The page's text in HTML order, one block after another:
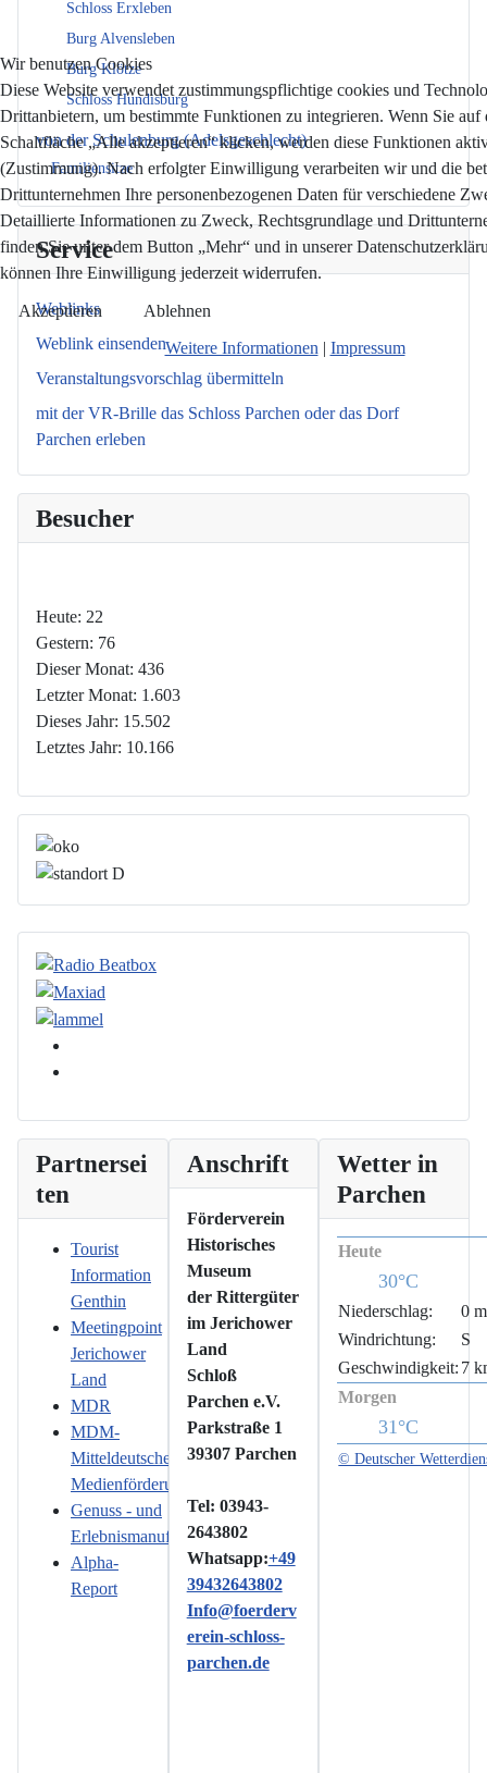
Schloss Erxleben
Burg Alvensleben
Burg Klötze
Schloss Hundisburg
von der Schulenburg (Adelsgeschlecht)
Familiensitze
Service
Weblinks
Weblink einsenden
Veranstaltungsvorschlag übermitteln
mit der VR-Brille das Schloss Parchen oder das Dorf
Parchen erleben
Besucher
Heute: 22
Gestern: 76
Dieser Monat: 436
Letzter Monat: 1.603
Dieses Jahr: 15.502
Letztes Jahr: 10.166
Partnersei
ten
Tourist
Information
Genthin
Meetingpoint
Jerichower
Land
MDR
MDM-
Mitteldeutsche
Medienförderung
Genuss - und
Erlebnismanufaktur
Alpha-
Report
Anschrift
Förderverein
Historisches
Museum
der Rittergüter
im Jerichower
Land
Schloß
Parchen e.V.
Parkstraße 1
39307 Parchen
Tel: 03943-
2643802
Whatsapp:+49
39432643802
Info@foerderv
erein-schloss-
parchen.de
Wetter in
Parchen
Heute
30°C
Niederschlag:
0
Windrichtung:
S
Geschwindigkeit: 7
Morgen
31°C
© Deutscher
Wir benutzen Cookies
Diese Website verwendet zustimmungspflichtige cookies und
Drittanbietern, um bestimmte Funktionen zu integrieren. Wenn Sie auf
Schaltfläche „Alle akzeptieren“ klicken, werden diese Funktionen
(Zustimmung). Nach erfolgter Einwilligung verarbeiten wir und die
Drittunternehmen Ihre personenbezogenen Daten für verschiedene
Detaillierte Informationen zu Zweck, Rechtsgrundlage und
finden Sie unter dem Button „Mehr“ und in unserer
können Ihre Einwilligung jederzeit widerrufen.
Akzeptieren Ablehnen
Weitere Informationen | Impressum